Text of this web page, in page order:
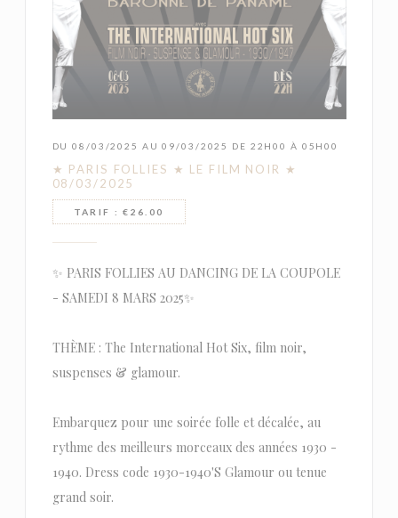
DU 08/03/2025 AU 09/03/2025 DE 22H00 À 05H00
★ PARIS FOLLIES ★ LE FILM NOIR ★
08/03/2025
TARIF : €26.00
✨ PARIS FOLLIES AU DANCING DE LA COUPOLE
- SAMEDI 8 MARS 2025✨
THÈME : The International Hot Six, film noir,
suspenses & glamour.
Embarquez pour une soirée folle et décalée, au
rythme des meilleurs morceaux des années 1930 -
1940. Dress code 1930-1940'S Glamour ou tenue
grand soir.